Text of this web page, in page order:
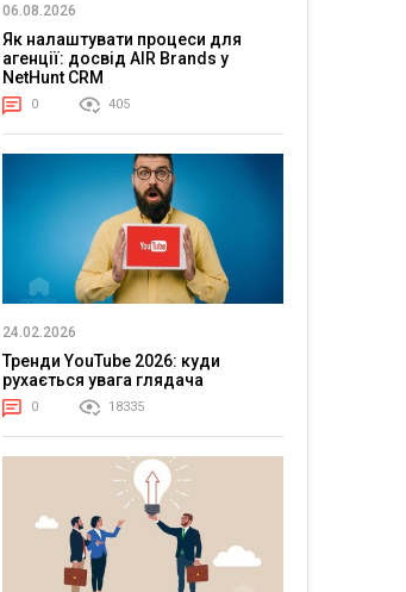
06.08.2026
Як налаштувати процеси для
агенції: досвід AIR Brands у
NetHunt CRM
0 405
24.02.2026
Тренди YouTube 2026: куди
рухається увага глядача
0 18335